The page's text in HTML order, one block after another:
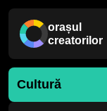
orașul
creatorilor
Cultură